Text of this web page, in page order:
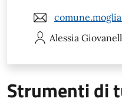
Alessia
Strumenti di